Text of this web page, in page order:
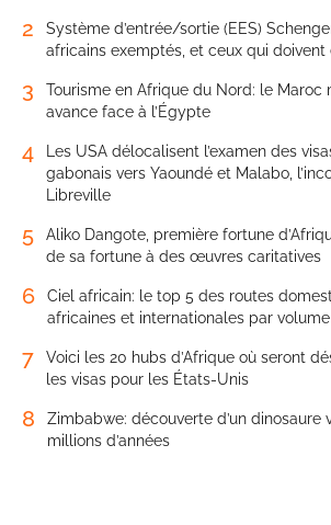
2
Système d’entrée/sortie (EES)
africains exemptés, et ceux qui doivent
3
Tourisme en Afrique du Nord: le Maroc
avance face à l’Égypte
4
Les USA délocalisent l’examen des
gabonais vers Yaoundé et Malabo,
Libreville
5
Aliko Dangote, première fortune
de sa fortune à des œuvres caritatives
6
Ciel africain: le top 5 des routes
africaines et internationales par
7
Voici les 20 hubs d’Afrique où seront
les visas pour les États-Unis
8
Zimbabwe: découverte d’un dinosaure
millions d’années